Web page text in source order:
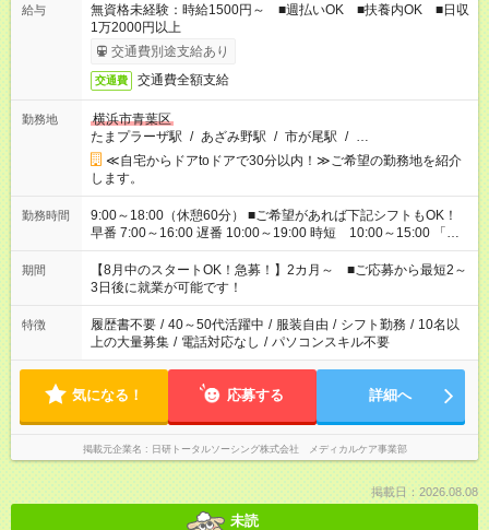
給与
無資格未経験：時給1500円～ ■週払いOK ■扶養内OK ■日収
1万2000円以上
交通費別途支給あり
交通費 交通費全額支給
勤務地
横浜市青葉区
たまプラーザ駅 / あざみ野駅 / 市が尾駅 / …
≪自宅からドアtoドアで30分以内！≫ご希望の勤務地を紹介
します。
勤務時間
9:00～18:00（休憩60分） ■ご希望があれば下記シフトもOK！
早番 7:00～16:00 遅番 10:00～19:00 時短 10:00～15:00 「家
族と休みを合わせたい」 「余裕を持って夕飯の準備がしたい」
「できれば残業はしたくない」 など、ご希望を教えてください
ね。 ※Wワーク希望の方へ 今ご覧のお仕事で希望する勤務時間
と、もう1つのお仕事の勤務時間。 合計で週40時間を超える場
合は応募できません。
期間
【8月中のスタートOK！急募！】2カ月～ ■ご応募から最短2～
3日後に就業が可能です！
特徴 履歴書不要 / 40～50代活躍中 / 服装自由 / シフト勤務 / 10名以
上の大量募集 / 電話対応なし / パソコンスキル不要
気になる！ 応募する 詳細へ
掲載元企業名 日研トータルソーシング株式会社 メディカルケア事業部
掲載日：2026.08.08
未読